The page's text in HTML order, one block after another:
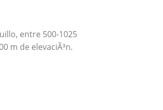
entre 500-1025
m de elevaciÃ³n.